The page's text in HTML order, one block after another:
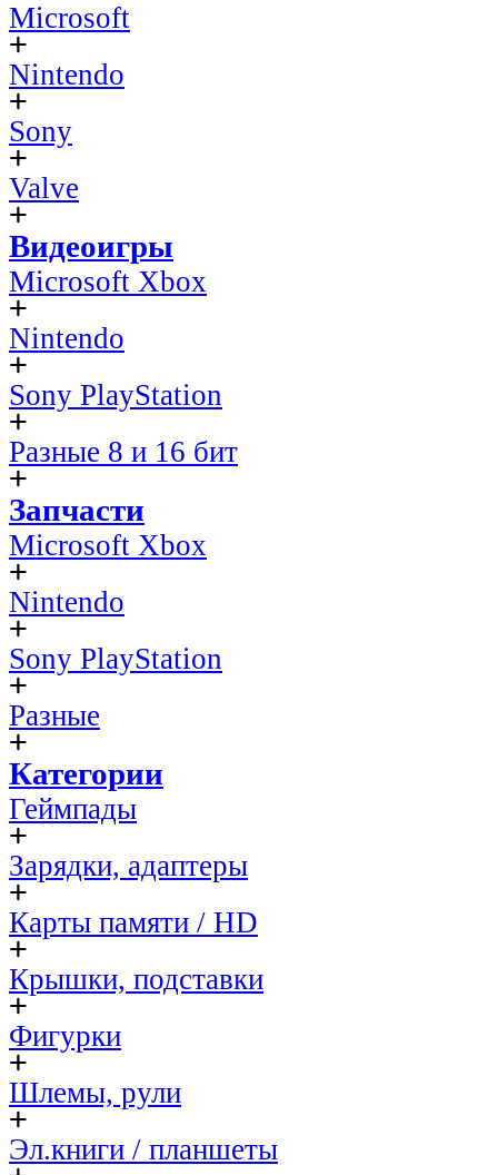
Microsoft
Nintendo
Sony
Valve
Видеоигры
Microsoft Xbox
Nintendo
Sony PlayStation
Разные 8 и 16 бит
Запчасти
Microsoft Xbox
Nintendo
Sony PlayStation
Разные
Категории
Геймпады
Зарядки, адаптеры
Карты памяти / HD
Крышки, подставки
Фигурки
Шлемы, рули
Эл.книги / планшеты